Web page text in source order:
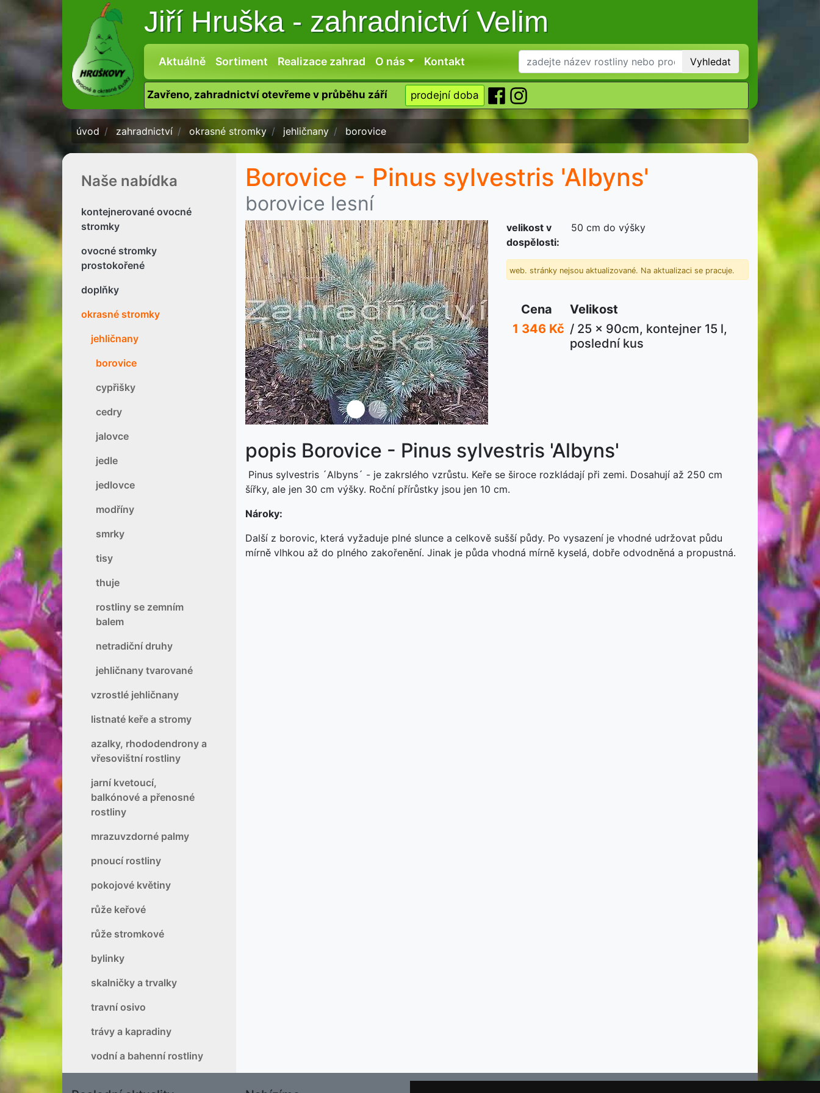
Jiří Hruška -zahradnictví Velim
Aktuálně Sortiment Realizace zahrad O nás Kontakt Vyhledat
Zavřeno, zahradnictví otevřeme v průběhu září prodejní doba
úvod zahradnictví okrasné stromky jehličnany borovice
Naše nabídka
kontejnerované ovocné
stromky
ovocné stromky
prostokořené
doplňky
okrasné stromky
jehličnany
borovice
cypřišky
cedry
jalovce
jedle
jedlovce
modříny
smrky
tisy
thuje
rostliny se zemním
balem
netradiční druhy
jehličnany tvarované
vzrostlé jehličnany
listnaté keře a stromy
azalky, rhododendrony a
vřesovištní rostliny
jarní kvetoucí,
balkónové a přenosné
rostliny
mrazuvzdorné palmy
pnoucí rostliny
pokojové květiny
růže keřové
růže stromkové
bylinky
skalničky a trvalky
travní osivo
trávy a kapradiny
vodní a bahenní rostliny
Borovice - Pinus sylvestris 'Albyns'
borovice lesní
Předchozí Další
velikost v
dospělosti:
50 cm do výšky
web. stránky nejsou aktualizované. Na aktualizaci se pracuje.
Cena
Velikost
1 346 Kč / 25 x 90cm, kontejner 15 l,
poslední kus
popis Borovice - Pinus sylvestris 'Albyns'
Pinus sylvestris ´Albyns´ - je zakrslého vzrůstu. Keře se široce rozkládají při zemi. Dosahují až 250 cm
šířky, ale jen 30 cm výšky. Roční přírůstky jsou jen 10 cm.
Nároky:
Další z borovic, která vyžaduje plné slunce a celkově sušší půdy. Po vysazení je vhodné udržovat půdu
mírně vlhkou až do plného zakořenění. Jinak je půda vhodná mírně kyselá, dobře odvodněná a propustná.